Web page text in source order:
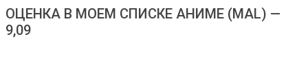
ОЦЕНКА В МОЕМ СПИСКЕ АНИМЕ (MAL) —
9,09